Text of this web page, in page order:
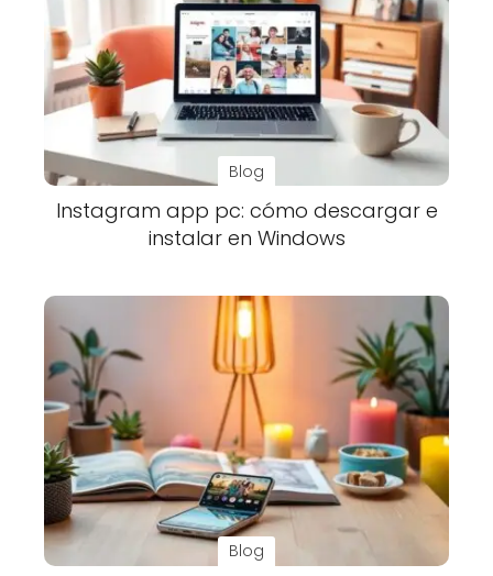
Blog
Instagram app pc: cómo descargar e
instalar en Windows
Blog